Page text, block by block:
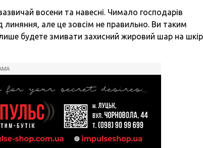
восени та навесні. Чимало господарів
линяння, але це зовсім не правильно. Ви таким
будете змивати захисний жировий шар на